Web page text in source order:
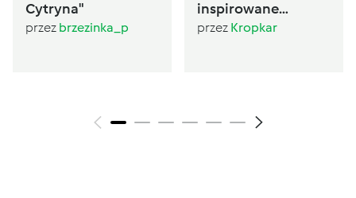
Cytryna"
przez brzezinka_p
inspirowane
Sugarlady
przez Kropkar